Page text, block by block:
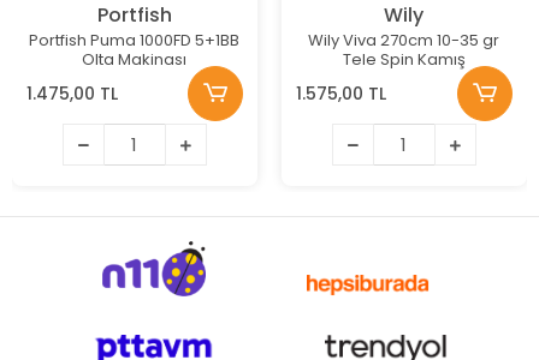
Portfish
Portfish Puma 1000FD 5+1BB
Olta Makinası
1.475,00 TL
Wily
Wily Viva 270cm 10-35 gr
Tele Spin Kamış
1.575,00 TL